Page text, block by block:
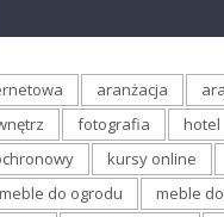
aranżacja
fotografia hotel
kursy online
meble do ogrodu
meble